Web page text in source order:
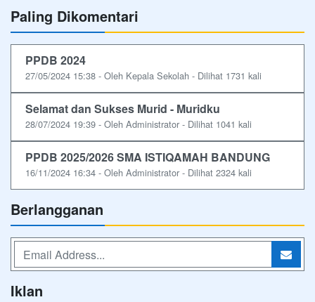
Paling Dikomentari
PPDB 2024
27/05/2024 15:38 - Oleh Kepala Sekolah - Dilihat 1731 kali
Selamat dan Sukses Murid - Muridku
28/07/2024 19:39 - Oleh Administrator - Dilihat 1041 kali
PPDB 2025/2026 SMA ISTIQAMAH BANDUNG
16/11/2024 16:34 - Oleh Administrator - Dilihat 2324 kali
Berlangganan
Iklan